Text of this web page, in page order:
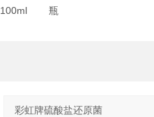
100ml 瓶